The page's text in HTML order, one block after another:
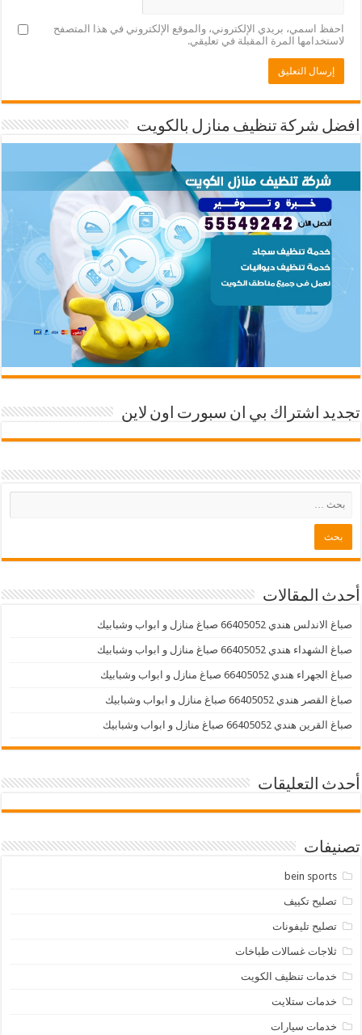
احفظ اسمي، بريدي الإلكتروني، والموقع الإلكتروني في هذا المتصفح
لاستخدامها المرة المقبلة في تعليقي.
افضل شركة تنظيف منازل بالكويت
تجديد اشتراك بي ان سبورت اون لاين
أحدث المقالات
صباغ الاندلس هندي 66405052 صباغ منازل و ابواب وشبابيك
صباغ الشهداء هندي 66405052 صباغ منازل و ابواب وشبابيك
صباغ الجهراء هندي 66405052 صباغ منازل و ابواب وشبابيك
صباغ القصر هندي 66405052 صباغ منازل و ابواب وشبابيك
صباغ القرين هندي 66405052 صباغ منازل و ابواب وشبابيك
أحدث التعليقات
تصنيفات
bein sports
تصليح تكييف
تصليح تليفونات
ثلاجات غسالات طباخات
خدمات تنظيف الكويت
خدمات ستلايت
خدمات سيارات